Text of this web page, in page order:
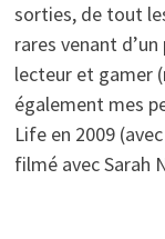
sorties, de tout
rares venant
lecteur et gamer
également mes
Life en 2009
filmé avec Sarah